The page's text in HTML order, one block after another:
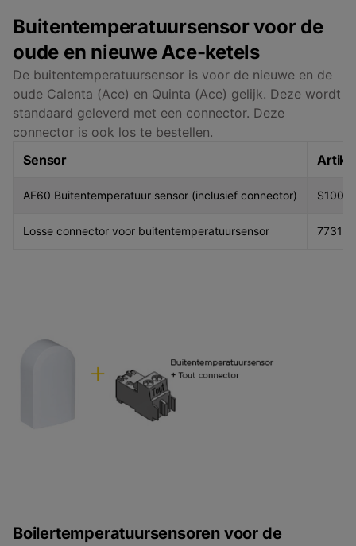
Buitentemperatuursensor voor de
oude en nieuwe Ace-ketels
De buitentemperatuursensor is voor de nieuwe en de
oude Calenta (Ace) en Quinta (Ace) gelijk. Deze wordt
standaard geleverd met een connector. Deze
connector is ook los te bestellen.
Sensor
AF60 Buitentemperatuur sensor (inclusief connector)
Losse connector voor buitentemperatuursensor
Boilertemperatuursensoren voor de